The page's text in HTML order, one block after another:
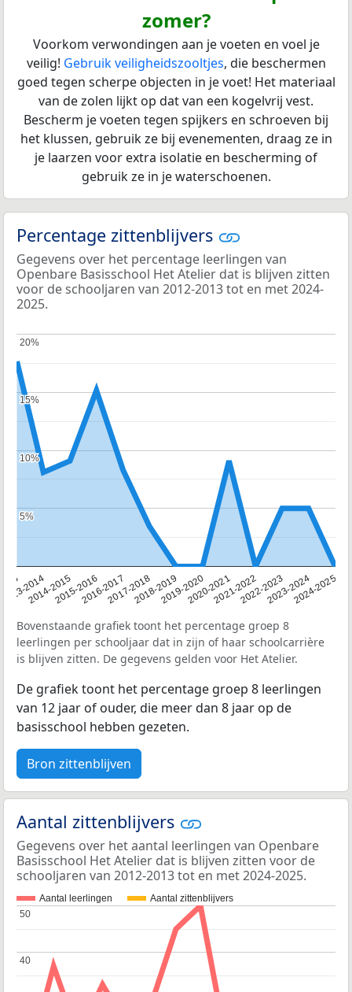
zomer?
Voorkom verwondingen aan je voeten en voel je
veilig! Gebruik veiligheidszooltjes, die beschermen
goed tegen scherpe objecten in je voet! Het materiaal
van de zolen lijkt op dat van een kogelvrij vest.
Bescherm je voeten tegen spijkers en schroeven bij
het klussen, gebruik ze bij evenementen, draag ze in
je laarzen voor extra isolatie en bescherming of
gebruik ze in je waterschoenen.
Percentage zittenblijvers
Gegevens over het percentage leerlingen van
Openbare Basisschool Het Atelier dat is blijven zitten
voor de schooljaren van 2012-2013 tot en met 2024-
2025.
2013-20142014-20152015-20162016-20172017-20182018-20192019-20202020-20212021-20222022-20232023-20242024-2025
5%
5%
10%
10%
15%
15%
20%
20%
Bovenstaande grafiek toont het percentage groep 8
leerlingen per schooljaar dat in zijn of haar schoolcarrière
is blijven zitten. De gegevens gelden voor Het Atelier.
De grafiek toont het percentage groep 8 leerlingen
van 12 jaar of ouder, die meer dan 8 jaar op de
basisschool hebben gezeten.
Bron zittenblijven
Aantal zittenblijvers
Gegevens over het aantal leerlingen van Openbare
Basisschool Het Atelier dat is blijven zitten voor de
schooljaren van 2012-2013 tot en met 2024-2025.
Aantal leerlingen Aantal zittenblijvers
40
40
50
50